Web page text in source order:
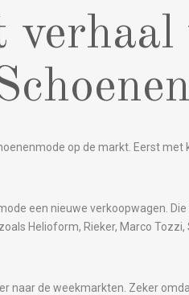
verhaal
op de markt. Eerst
een nieuwe verkoopwagen.
Helioform, Rieker, Marco
naar de weekmarkten. Zeker